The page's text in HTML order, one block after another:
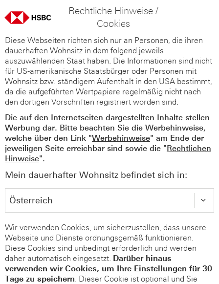
Rechtliche Hinweise /
Cookies
Diese Webseiten richten sich nur an Personen, die ihren
dauerhaften Wohnsitz in dem folgend jeweils
auszuwählenden Staat haben. Die Informationen sind nicht
für US-amerikanische Staatsbürger oder Personen mit
Wohnsitz bzw. ständigem Aufenthalt in den USA bestimmt,
da die aufgeführten Wertpapiere regelmäßig nicht nach
den dortigen Vorschriften registriert worden sind.
Die auf den Internetseiten dargestellten Inhalte stellen
Werbung dar. Bitte beachten Sie die Werbehinweise,
welche über den Link "Werbehinweise" am Ende der
jeweiligen Seite erreichbar sind sowie die "Rechtlichen
Hinweise".
Mein dauerhafter Wohnsitz befindet sich in:
Wir verwenden Cookies, um sicherzustellen, dass unsere
Webseite und Dienste ordnungsgemäß funktionieren.
Diese Cookies sind unbedingt erforderlich und werden
daher automatisch eingesetzt. Darüber hinaus
verwenden wir Cookies, um Ihre Einstellungen für 30
Tage zu speichern. Dieser Cookie ist optional und Sie